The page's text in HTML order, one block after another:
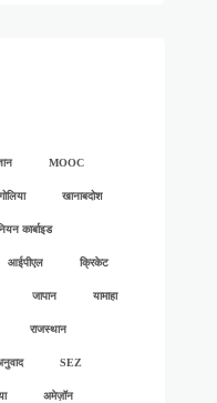
MOOC
खानाबदोश
कार्बाइड
आईपीएल क्रिकेट
जापान यामाहा
राजस्थान
SEZ
अमेज़ॉन